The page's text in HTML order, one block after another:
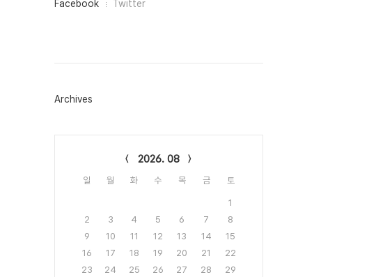
그
Facebook Twitter
Archives
2026. 08
일 월 화 수 목 금 토
1
2
3 4 5 6 7
8
9
10 11 12 13 14
15
16
17 18 19 20 21
22
23
24 25 26 27 28
29